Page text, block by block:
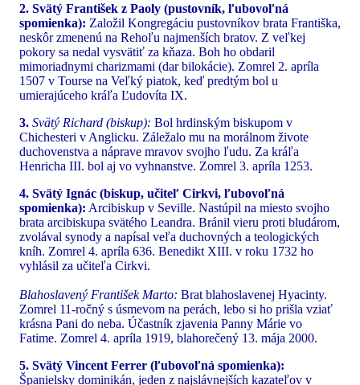
2. Svätý František z Paoly (pustovník, ľubovoľná
spomienka): Založil Kongregáciu pustovníkov brata Františka,
neskôr zmenenú na Rehoľu najmenších bratov. Z veľkej
pokory sa nedal vysvätiť za kňaza. Boh ho obdaril
mimoriadnymi charizmami (dar bilokácie). Zomrel 2. apríla
1507 v Tourse na Veľký piatok, keď predtým bol u
umierajúceho kráľa Ľudovíta IX.
3. Svätý Richard (biskup): Bol hrdinským biskupom v
Chichesteri v Anglicku. Záležalo mu na morálnom živote
duchovenstva a náprave mravov svojho ľudu. Za kráľa
Henricha III. bol aj vo vyhnanstve. Zomrel 3. apríla 1253.
4. Svätý Ignác (biskup, učiteľ Cirkvi, ľubovoľná
spomienka): Arcibiskup v Seville. Nastúpil na miesto svojho
brata arcibiskupa svätého Leandra. Bránil vieru proti bludárom,
zvolával synody a napísal veľa duchovných a teologických
kníh. Zomrel 4. apríla 636. Benedikt XIII. v roku 1732 ho
vyhlásil za učiteľa Cirkvi.
Blahoslavený František Marto: Brat blahoslavenej Hyacinty.
Zomrel 11-ročný s úsmevom na perách, lebo si ho prišla vziať
krásna Pani do neba. Účastník zjavenia Panny Márie vo
Fatime. Zomrel 4. apríla 1919, blahorečený 13. mája 2000.
5. Svätý Vincent Ferrer (ľubovoľná spomienka):
Španielsky dominikán, jeden z najslávnejších kazateľov v